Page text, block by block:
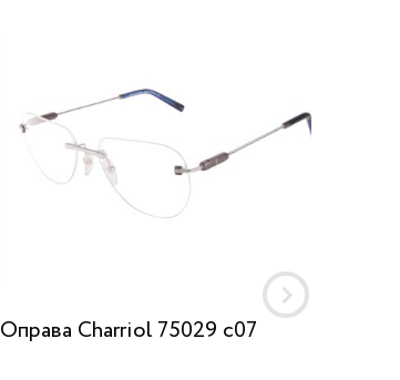
Оправа Charriol 75029 c07